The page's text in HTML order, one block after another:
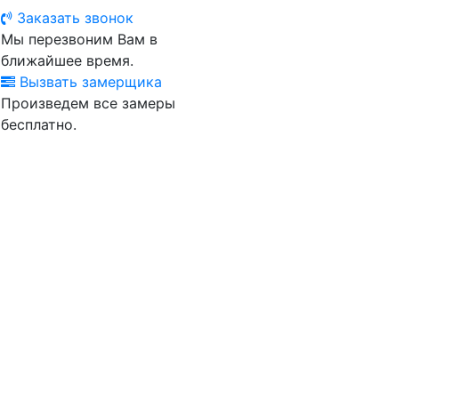
Заказать звонок
Мы перезвоним Вам в
ближайшее время.
Вызвать замерщика
Произведем все замеры
бесплатно.